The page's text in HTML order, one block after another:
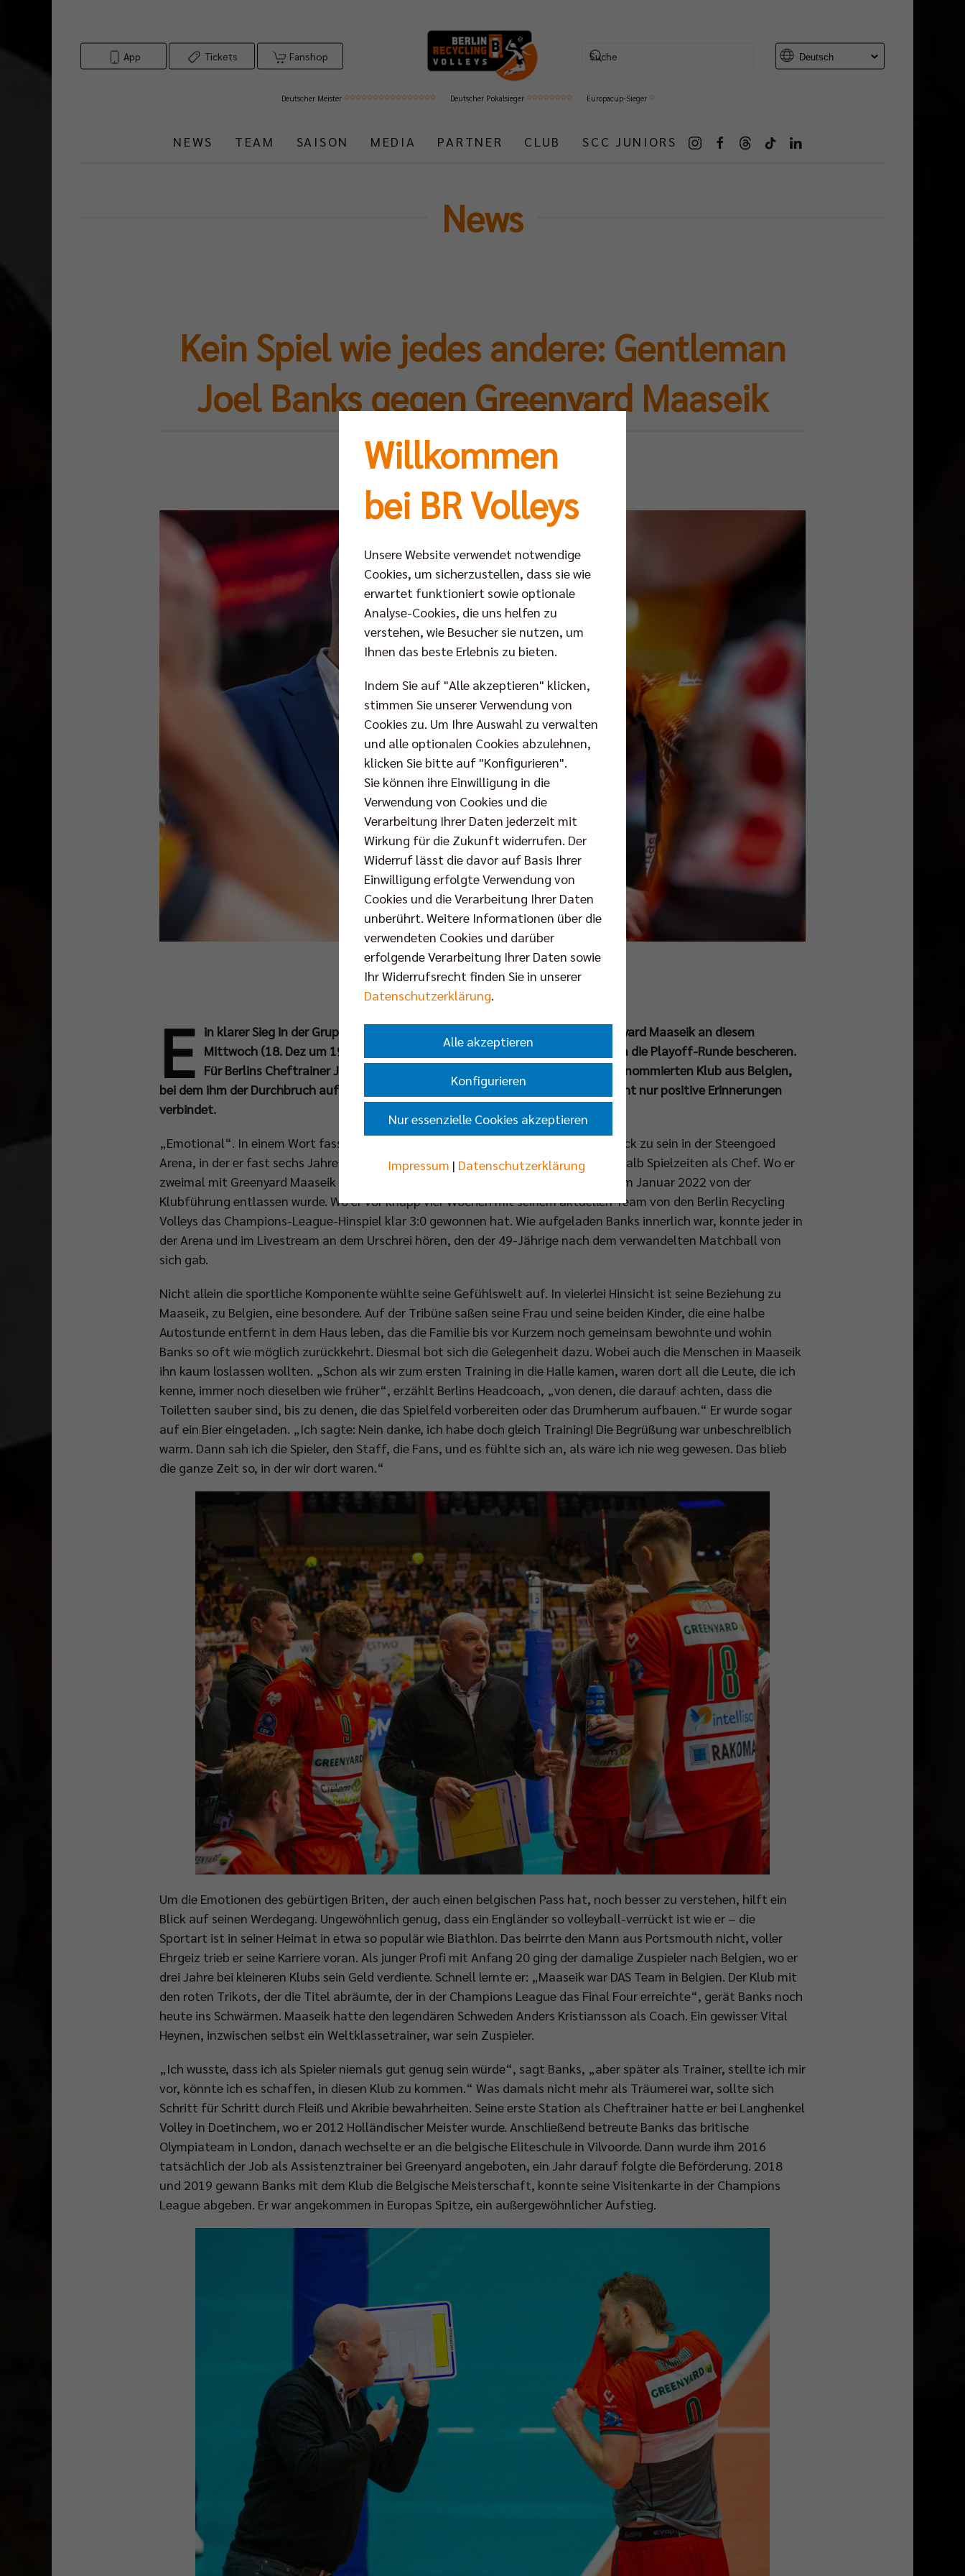
App Tickets Fanshop
Deutscher Meister Deutscher Pokalsieger Europacup-Sieger
NEWS TEAM SAISON MEDIA PARTNER CLUB SCC JUNIORS
News
Kein Spiel wie jedes andere: Gentleman
Joel Banks gegen Greenyard Maaseik
Mo 16.12.2024
Foto: Andreas Gora/CEV
E in klarer Sieg in der Gruppenphase der CEV Champions League gegen Greenyard Maaseik an diesem
Mittwoch (18. Dez um 19.30 Uhr) könnte den BR Volleys schon den Sprung in die Playoff-Runde bescheren.
Für Berlins Cheftrainer Joel Banks ist es das zweite Wiedersehen mit dem renommierten Klub aus Belgien,
bei dem ihm der Durchbruch auf die europäische Bühne gelang, mit dem er aber nicht nur positive Erinnerungen
verbindet.
„Emotional“. In einem Wort fasst Joel Banks zusammen, wie es sich anfühlte, zurück zu sein in der Steengoed
Arena, in der er fast sechs Jahre lang Trainer war, eine Saison als Assistent, viereinhalb Spielzeiten als Chef. Wo er
zweimal mit Greenyard Maaseik die Belgische Meisterschaft gewann und dennoch im Januar 2022 von der
Klubführung entlassen wurde. Wo er vor knapp vier Wochen mit seinem aktuellen Team von den Berlin Recycling
Volleys das Champions-League-Hinspiel klar 3:0 gewonnen hat. Wie aufgeladen Banks innerlich war, konnte jeder in
der Arena und im Livestream an dem Urschrei hören, den der 49-Jährige nach dem verwandelten Matchball von
sich gab.
Nicht allein die sportliche Komponente wühlte seine Gefühlswelt auf. In vielerlei Hinsicht ist seine Beziehung zu
Maaseik, zu Belgien, eine besondere. Auf der Tribüne saßen seine Frau und seine beiden Kinder, die eine halbe
Autostunde entfernt in dem Haus leben, das die Familie bis vor Kurzem noch gemeinsam bewohnte und wohin
Banks so oft wie möglich zurückkehrt. Diesmal bot sich die Gelegenheit dazu. Wobei auch die Menschen in Maaseik
ihn kaum loslassen wollten. „Schon als wir zum ersten Training in die Halle kamen, waren dort all die Leute, die ich
kenne, immer noch dieselben wie früher“, erzählt Berlins Headcoach, „von denen, die darauf achten, dass die
Toiletten sauber sind, bis zu denen, die das Spielfeld vorbereiten oder das Drumherum aufbauen.“ Er wurde sogar
auf ein Bier eingeladen. „Ich sagte: Nein danke, ich habe doch gleich Training! Die Begrüßung war unbeschreiblich
warm. Dann sah ich die Spieler, den Staff, die Fans, und es fühlte sich an, als wäre ich nie weg gewesen. Das blieb
die ganze Zeit so, in der wir dort waren.“
Um die Emotionen des gebürtigen Briten, der auch einen belgischen Pass hat, noch besser zu verstehen, hilft ein
Blick auf seinen Werdegang. Ungewöhnlich genug, dass ein Engländer so volleyball-verrückt ist wie er – die
Sportart ist in seiner Heimat in etwa so populär wie Biathlon. Das beirrte den Mann aus Portsmouth nicht, voller
Ehrgeiz trieb er seine Karriere voran. Als junger Profi mit Anfang 20 ging der damalige Zuspieler nach Belgien, wo er
drei Jahre bei kleineren Klubs sein Geld verdiente. Schnell lernte er: „Maaseik war DAS Team in Belgien. Der Klub mit
den roten Trikots, der die Titel abräumte, der in der Champions League das Final Four erreichte“, gerät Banks noch
heute ins Schwärmen. Maaseik hatte den legendären Schweden Anders Kristiansson als Coach. Ein gewisser Vital
Heynen, inzwischen selbst ein Weltklassetrainer, war sein Zuspieler.
„Ich wusste, dass ich als Spieler niemals gut genug sein würde“, sagt Banks, „aber später als Trainer, stellte ich mir
vor, könnte ich es schaffen, in diesen Klub zu kommen.“ Was damals nicht mehr als Träumerei war, sollte sich
Schritt für Schritt durch Fleiß und Akribie bewahrheiten. Seine erste Station als Cheftrainer hatte er bei Langhenkel
Volley in Doetinchem, wo er 2012 Holländischer Meister wurde. Anschließend betreute Banks das britische
Olympiateam in London, danach wechselte er an die belgische Eliteschule in Vilvoorde. Dann wurde ihm 2016
tatsächlich der Job als Assistenztrainer bei Greenyard angeboten, ein Jahr darauf folgte die Beförderung. 2018
und 2019 gewann Banks mit dem Klub die Belgische Meisterschaft, konnte seine Visitenkarte in der Champions
League abgeben. Er war angekommen in Europas Spitze, ein außergewöhnlicher Aufstieg.
Willkommen
bei BR Volleys
Unsere Website verwendet notwendige
Cookies, um sicherzustellen, dass sie wie
erwartet funktioniert sowie optionale
Analyse-Cookies, die uns helfen zu
verstehen, wie Besucher sie nutzen, um
Ihnen das beste Erlebnis zu bieten.
Indem Sie auf "Alle akzeptieren" klicken,
stimmen Sie unserer Verwendung von
Cookies zu. Um Ihre Auswahl zu verwalten
und alle optionalen Cookies abzulehnen,
klicken Sie bitte auf "Konfigurieren".
Sie können ihre Einwilligung in die
Verwendung von Cookies und die
Verarbeitung Ihrer Daten jederzeit mit
Wirkung für die Zukunft widerrufen. Der
Widerruf lässt die davor auf Basis Ihrer
Einwilligung erfolgte Verwendung von
Cookies und die Verarbeitung Ihrer Daten
unberührt. Weitere Informationen über die
verwendeten Cookies und darüber
erfolgende Verarbeitung Ihrer Daten sowie
Ihr Widerrufsrecht finden Sie in unserer
Datenschutzerklärung.
Alle akzeptieren
Konfigurieren
Nur essenzielle Cookies akzeptieren
Impressum | Datenschutzerklärung